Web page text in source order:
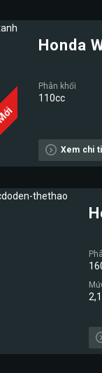
Honda
Phân khối
110cc
Xem chi